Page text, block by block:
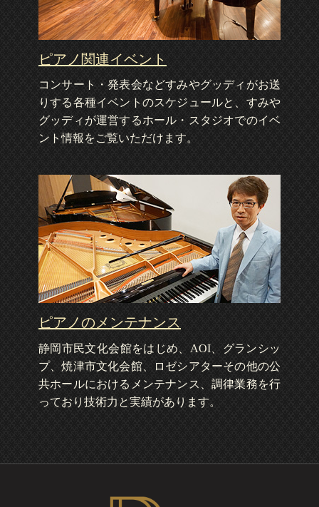
ピアノ関連イベント
コンサート・発表会などすみやグッディがお送
りする各種イベントのスケジュールと、すみや
グッディが運営するホール・スタジオでのイベ
ント情報をご覧いただけます。
ピアノのメンテナンス
静岡市民文化会館をはじめ、AOI、グランシッ
プ、焼津市文化会館、ロゼシアターその他の公
共ホールにおけるメンテナンス、調律業務を行
っており技術力と実績があります。